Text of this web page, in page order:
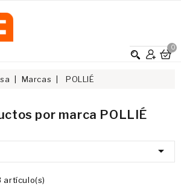
0
Marcas POLLIÉ
por marca POLLIÉ

artículo(s)